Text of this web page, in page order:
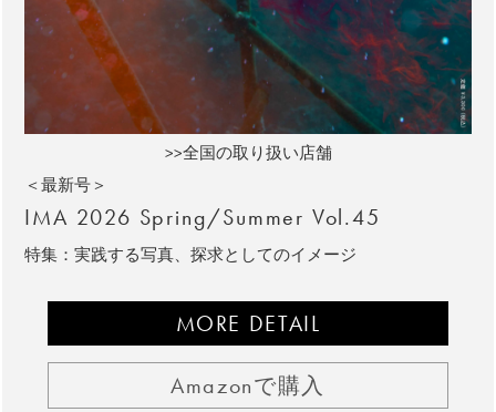
>>全国の取り扱い店舗
＜最新号＞
IMA 2026 Spring/Summer Vol.45
特集：実践する写真、探求としてのイメージ
MORE DETAIL
Amazonで購入